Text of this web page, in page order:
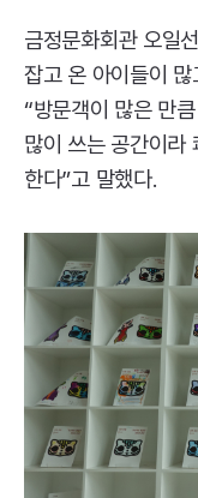
금정문화회관 오일
잡고 온 아이들이
“방문객이 많은 만
많이 쓰는 공간이라
한다”고 말했다.